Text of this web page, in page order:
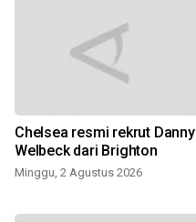
Chelsea resmi rekrut Danny
Welbeck dari Brighton
Minggu, 2 Agustus 2026